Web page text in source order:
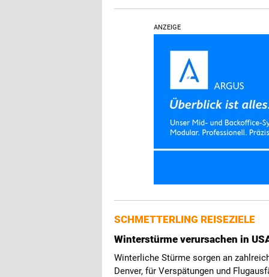
ANZEIGE
SCHMETTERLING REISEZIELE
Winterstürme verursachen in
Winterliche Stürme sorgen an
Denver, für Verspätungen und